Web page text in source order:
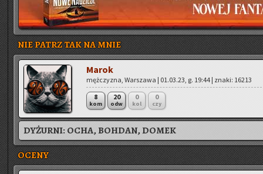
NIE PATRZ TAK NA MNIE
Marok
męż­czy­zna, War­sza­wa | 01.03.23, g. 19:44 | znaki: 16213
8
kom
20
odw
0
kol
0
czy
DYŻURNI: OCHA, BOHDAN, DOMEK
OCENY